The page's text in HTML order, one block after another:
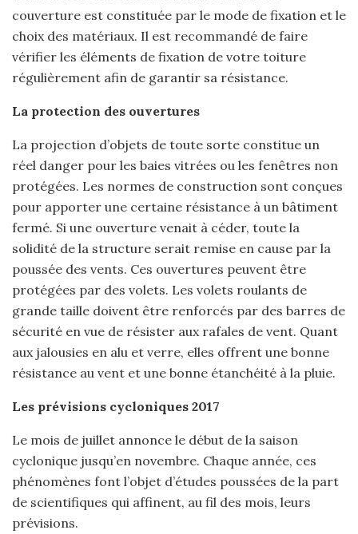
couverture est constituée par le mode de fixation et le
choix des matériaux. Il est recommandé de faire
vérifier les éléments de fixation de votre toiture
régulièrement afin de garantir sa résistance.
La protection des ouvertures
La projection d’objets de toute sorte constitue un
réel danger pour les baies vitrées ou les fenêtres non
protégées. Les normes de construction sont conçues
pour apporter une certaine résistance à un bâtiment
fermé. Si une ouverture venait à céder, toute la
solidité de la structure serait remise en cause par la
poussée des vents. Ces ouvertures peuvent être
protégées par des volets. Les volets roulants de
grande taille doivent être renforcés par des barres de
sécurité en vue de résister aux rafales de vent. Quant
aux jalousies en alu et verre, elles offrent une bonne
résistance au vent et une bonne étanchéité à la pluie.
Les prévisions cycloniques 2017
Le mois de juillet annonce le début de la saison
cyclonique jusqu’en novembre. Chaque année, ces
phénomènes font l’objet d’études poussées de la part
de scientifiques qui affinent, au fil des mois, leurs
prévisions.